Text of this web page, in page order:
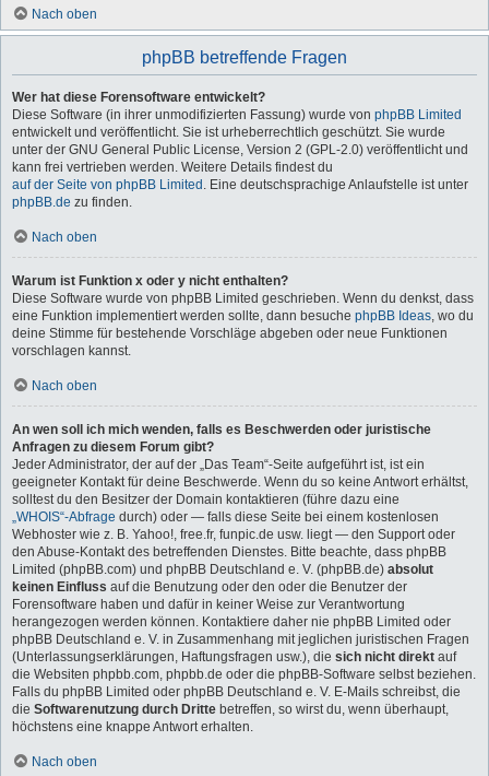
Nach oben
phpBB betreffende Fragen
Wer hat diese Forensoftware entwickelt?
Diese Software (in ihrer unmodifizierten Fassung) wurde von phpBB Limited
entwickelt und veröffentlicht. Sie ist urheberrechtlich geschützt. Sie wurde
unter der GNU General Public License, Version 2 (GPL-2.0) veröffentlicht und
kann frei vertrieben werden. Weitere Details findest du
auf der Seite von phpBB Limited . Eine deutschsprachige Anlaufstelle ist unter
phpBB.de zu finden.
Nach oben
Warum ist Funktion x oder y nicht enthalten?
Diese Software wurde von phpBB Limited geschrieben. Wenn du denkst, dass
eine Funktion implementiert werden sollte, dann besuche phpBB Ideas, wo du
deine Stimme für bestehende Vorschläge abgeben oder neue Funktionen
vorschlagen kannst.
Nach oben
An wen soll ich mich wenden, falls es Beschwerden oder juristische
Anfragen zu diesem Forum gibt?
Jeder Administrator, der auf der „Das Team“-Seite aufgeführt ist, ist ein
geeigneter Kontakt für deine Beschwerde. Wenn du so keine Antwort erhältst,
solltest du den Besitzer der Domain kontaktieren (führe dazu eine
„WHOIS“-Abfrage durch) oder — falls diese Seite bei einem kostenlosen
Webhoster wie z. B. Yahoo!, free.fr, funpic.de usw. liegt — den Support oder
den Abuse-Kontakt des betreffenden Dienstes. Bitte beachte, dass phpBB
Limited (phpBB.com) und phpBB Deutschland e. V. (phpBB.de) absolut
keinen Einfluss auf die Benutzung oder den oder die Benutzer der
Forensoftware haben und dafür in keiner Weise zur Verantwortung
herangezogen werden können. Kontaktiere daher nie phpBB Limited oder
phpBB Deutschland e. V. in Zusammenhang mit jeglichen juristischen Fragen
(Unterlassungserklärungen, Haftungsfragen usw.), die sich nicht direkt auf
die Websiten phpbb.com, phpbb.de oder die phpBB-Software selbst beziehen.
Falls du phpBB Limited oder phpBB Deutschland e. V. E-Mails schreibst, die
die Softwarenutzung durch Dritte betreffen, so wirst du, wenn überhaupt,
höchstens eine knappe Antwort erhalten.
Nach oben